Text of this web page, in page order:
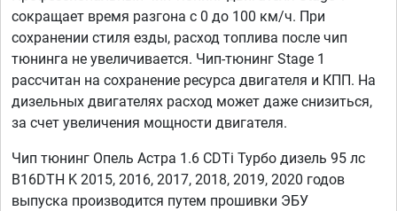
сокращает время разгона с 0 до 100 км/ч. При
сохранении стиля езды, расход топлива после чип
тюнинга не увеличивается. Чип-тюнинг Stage 1
рассчитан на сохранение ресурса двигателя и КПП. На
дизельных двигателях расход может даже снизиться,
за счет увеличения мощности двигателя.
Чип тюнинг Опель Астра 1.6 CDTi Турбо дизель 95 лс
B16DTH K 2015, 2016, 2017, 2018, 2019, 2020 годов
выпуска производится путем прошивки ЭБУ